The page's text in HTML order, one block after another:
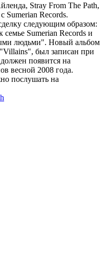
Stray From The Path,
Sumerian Records.
следующим образом:
Sumerian Records и
людьми". Новый альбом
был записан при
появится на
весной 2008 года.
послушать на